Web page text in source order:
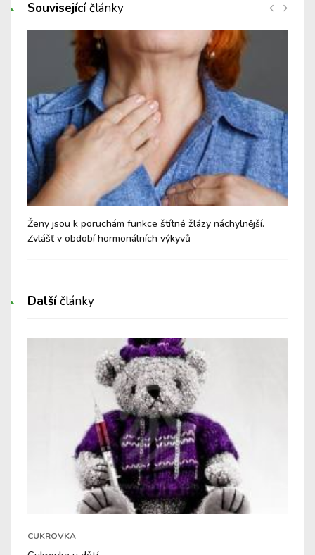
Souvisejícíčlánky
Ženy jsou k poruchám funkce štítné žlázy náchylnější.
Zvlášť v období hormonálních výkyvů
Dalšíčlánky
CUKROVKA